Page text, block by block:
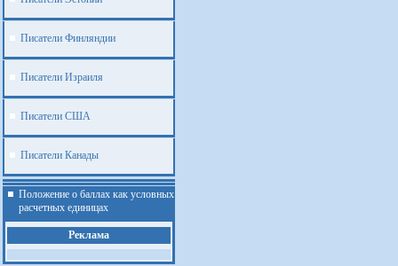
Писатели Финляндии
Писатели Израиля
Писатели США
Писатели Канады
Положение о баллах как условных
расчетных единицах
Реклама